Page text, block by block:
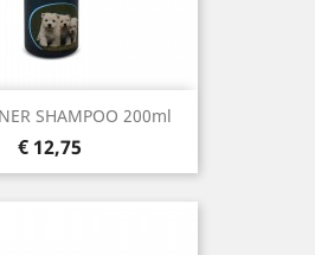
SHAMPOO 200ml
Prijs
€ 12,75